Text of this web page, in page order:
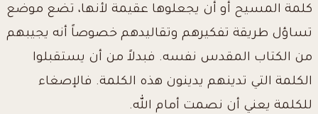
كلمة المسيح أو أن يجعلوها عقيمة لأنها، تضع موضع
تساؤل طريقة تفكيرهم وتقاليدهم خصوصاً أنه يجيبهم
من الكتاب المقدس نفسه. فبدلاً من أن يستقبلوا
الكلمة التي تدينهم يدينون هذه الكلمة. فالإصغاء
للكلمة يعني أن نصمت أمام الله.